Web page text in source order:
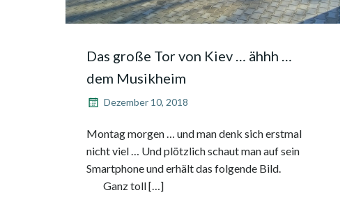
Das große Tor von Kiev … ähhh …
dem Musikheim
Dezember 10, 2018
Montag morgen … und man denk sich erstmal
nicht viel … Und plötzlich schaut man auf sein
Smartphone und erhält das folgende Bild.
Ganz toll […]